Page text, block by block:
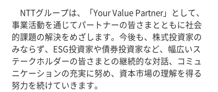
NTTグループは、「Your Value Partner」として、
事業活動を通じてパートナーの皆さまとともに社会
的課題の解決をめざします。今後も、株式投資家の
みならず、ESG投資家や債券投資家など、幅広いス
テークホルダーの皆さまとの継続的な対話、コミュ
ニケーションの充実に努め、資本市場の理解を得る
努力を続けていきます。